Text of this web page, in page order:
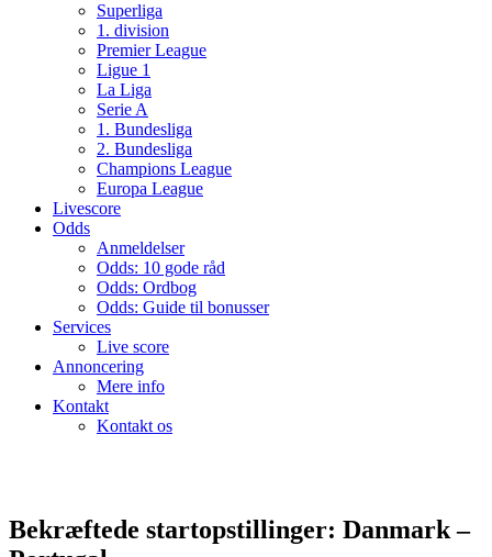
Superliga
1. division
Premier League
Ligue 1
La Liga
Serie A
1. Bundesliga
2. Bundesliga
Champions League
Europa League
Livescore
Odds
Anmeldelser
Odds: 10 gode råd
Odds: Ordbog
Odds: Guide til bonusser
Services
Live score
Annoncering
Mere info
Kontakt
Kontakt os
Bekræftede startopstillinger: Danmark –